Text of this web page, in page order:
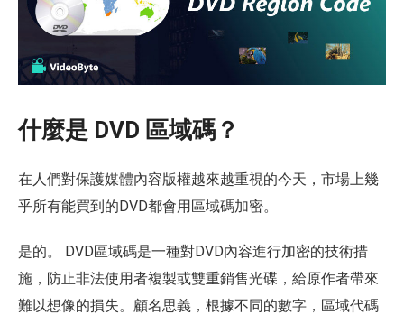
什麼是 DVD 區域碼？
在人們對保護媒體內容版權越來越重視的今天，市場上幾
乎所有能買到的DVD都會用區域碼加密。
是的。 DVD區域碼是一種對DVD內容進行加密的技術措
施，防止非法使用者複製或雙重銷售光碟，給原作者帶來
難以想像的損失。顧名思義，根據不同的數字，區域代碼